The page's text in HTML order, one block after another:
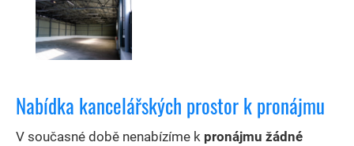
Nabídka kancelářských prostor k pronájmu
V současné době nenabízíme k pronájmu žádné